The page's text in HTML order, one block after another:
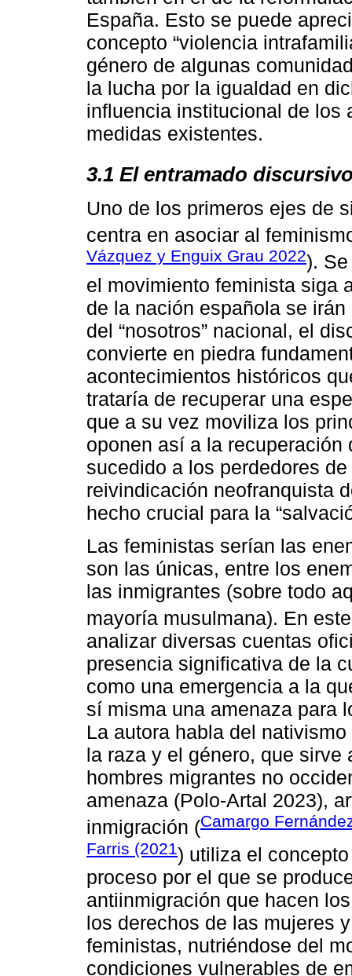
España. Esto se puede
concepto “violencia
género de algunas
la lucha por la igualdad en
influencia institucional de los
medidas existentes.
3.1 El entramado
Uno de los primeros ejes de
centra en asociar al
Vázquez y Enguix Grau 2022).
el movimiento feminista siga
de la nación española se
del “nosotros” nacional, el
convierte en piedra
acontecimientos históricos
trataría de recuperar una
que a su vez moviliza los
oponen así a la
sucedido a los perdedores
reivindicación neofranquista
hecho crucial para la
Las feministas serían las
son las únicas, entre los
las inmigrantes (sobre todo
mayoría musulmana). En
analizar diversas cuentas
presencia significativa de la
como una emergencia a la
sí misma una amenaza para
La autora habla del
la raza y el género, que
hombres migrantes no
amenaza (Polo-Artal 2023),
inmigración (Camargo
Farris (2021) utiliza el
proceso por el que se
antiinmigración que hacen
los derechos de las mujeres
feministas, nutriéndose del
condiciones vulnerables de